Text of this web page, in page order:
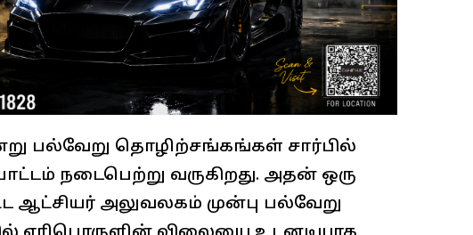
பல்வேறு தொழிற்சங்கங்கள் சார்பில்
நடைபெற்று வருகிறது. அதன் ஒரு
ஆட்சியர் அலுவலகம் முன்பு பல்வேறு